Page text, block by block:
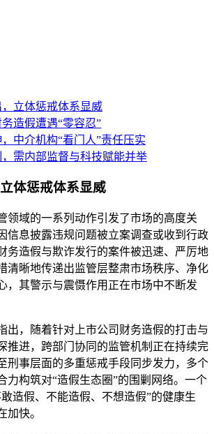
立体惩戒体系显威
造假遭遇“零容忍”
中介机构“看门人”责任压实
需内部监督与科技赋能并举
体惩戒体系显威
领域的一系列动作引发了市场的高度关
信息披露违规问题被立案调查或收到行政
务造假与欺诈发行的案件被迅速、严厉地
清晰地传递出监管层整肃市场秩序、净化
，其警示与震慑作用正在市场中不断发
出，随着针对上市公司财务造假的打击与
推进，跨部门协同的监管机制正在持续完
刑事层面的多重惩戒手段同步发力，多个
力构筑对“造假生态圈”的围剿网络。一个
造假、不能造假、不想造假”的健康生
加快。